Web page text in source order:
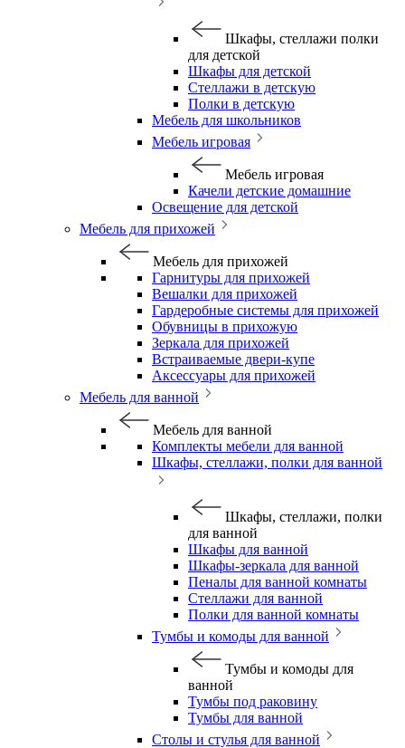
Шкафы, стеллажи полки
для детской
Шкафы для детской
Стеллажи в детскую
Полки в детскую
Мебель для школьников
Мебель игровая
Мебель игровая
Качели детские домашние
Освещение для детской
Мебель для прихожей
Мебель для прихожей
Гарнитуры для прихожей
Вешалки для прихожей
Гардеробные системы для прихожей
Обувницы в прихожую
Зеркала для прихожей
Встраиваемые двери-купе
Аксессуары для прихожей
Мебель для ванной
Мебель для ванной
Комплекты мебели для ванной
Шкафы, стеллажи, полки для ванной
Шкафы, стеллажи, полки
для ванной
Шкафы для ванной
Шкафы-зеркала для ванной
Пеналы для ванной комнаты
Стеллажи для ванной
Полки для ванной комнаты
Тумбы и комоды для ванной
Тумбы и комоды для
ванной
Тумбы под раковину
Тумбы для ванной
Столы и стулья для ванной